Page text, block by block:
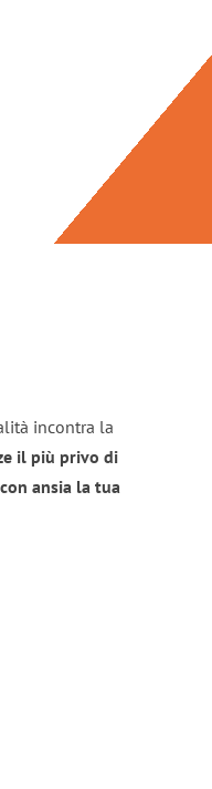
incontra la
il più privo di
ansia la tua